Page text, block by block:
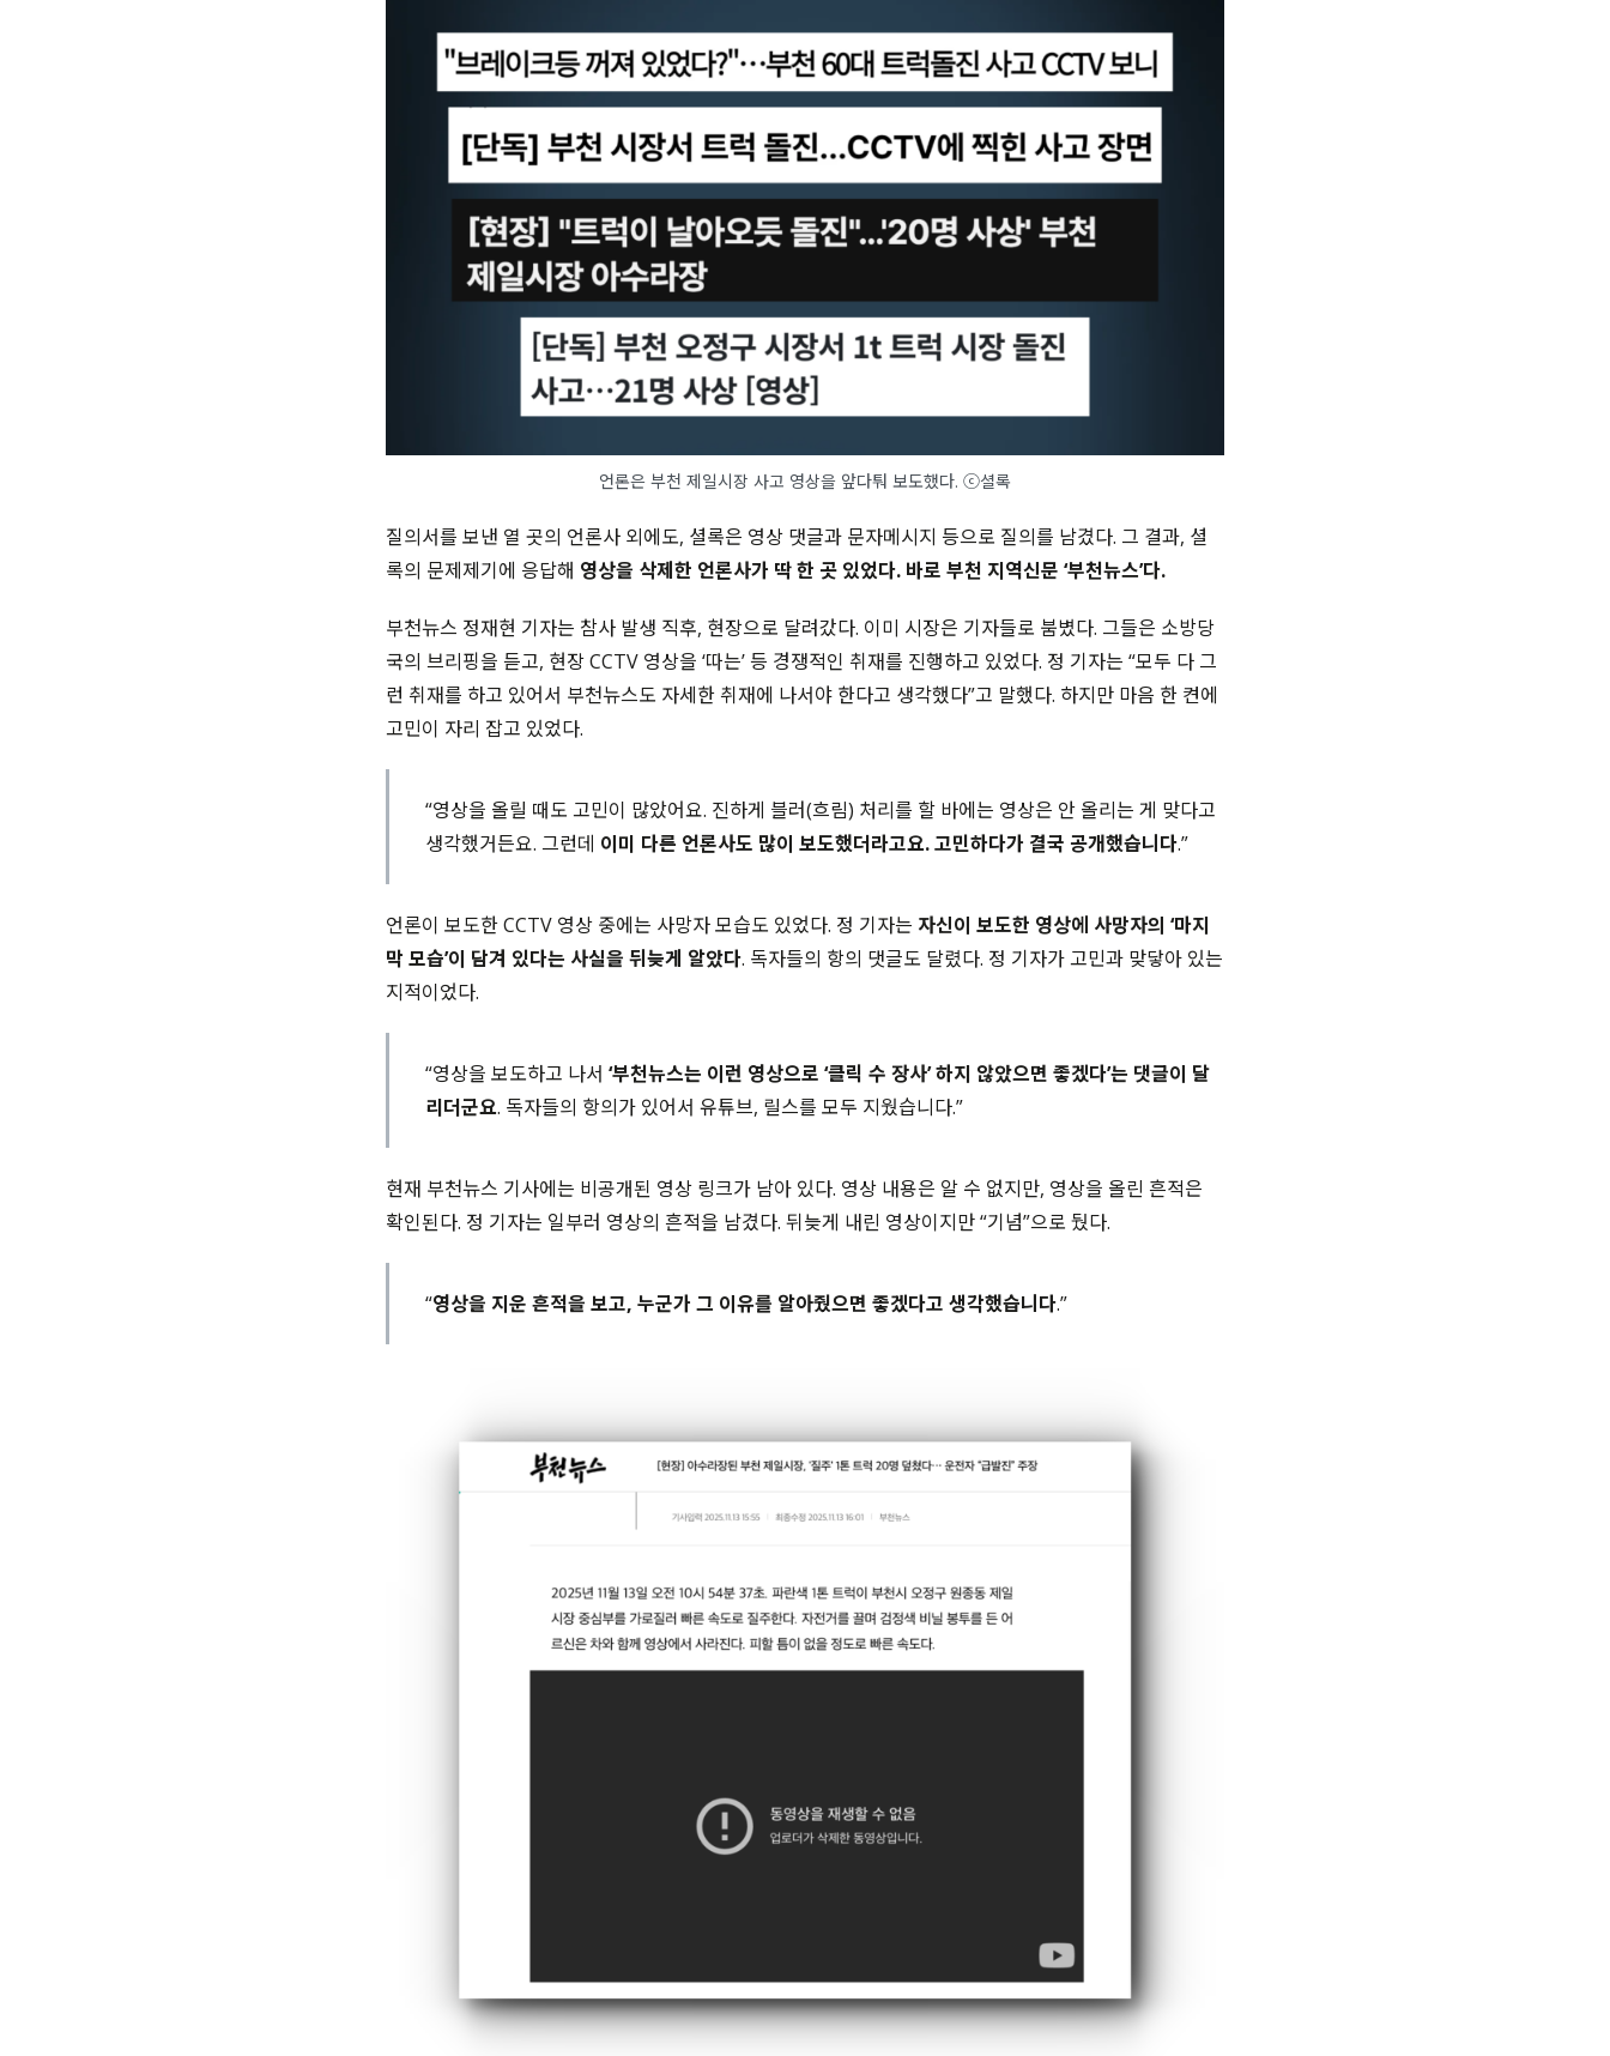
언론은 부천 제일시장 사고 영상을 앞다퉈 보도했다. ⓒ셜록
질의서를 보낸 열 곳의 언론사 외에도, 셜록은 영상 댓글과 문자메시지 등으로 질의를 남겼다. 그 결과, 셜
록의 문제제기에 응답해 영상을 삭제한 언론사가 딱 한 곳 있었다. 바로 부천 지역신문 ‘부천뉴스’다.
부천뉴스 정재현 기자는 참사 발생 직후, 현장으로 달려갔다. 이미 시장은 기자들로 붐볐다. 그들은 소방당
국의 브리핑을 듣고, 현장 CCTV 영상을 ‘따는’ 등 경쟁적인 취재를 진행하고 있었다. 정 기자는 “모두 다 그
런 취재를 하고 있어서 부천뉴스도 자세한 취재에 나서야 한다고 생각했다”고 말했다. 하지만 마음 한 켠에
고민이 자리 잡고 있었다.
“영상을 올릴 때도 고민이 많았어요. 진하게 블러(흐림) 처리를 할 바에는 영상은 안 올리는 게 맞다고
생각했거든요. 그런데 이미 다른 언론사도 많이 보도했더라고요. 고민하다가 결국 공개했습니다.”
언론이 보도한 CCTV 영상 중에는 사망자 모습도 있었다. 정 기자는 자신이 보도한 영상에 사망자의 ‘마지
막 모습’이 담겨 있다는 사실을 뒤늦게 알았다. 독자들의 항의 댓글도 달렸다. 정 기자가 고민과 맞닿아 있는
지적이었다.
“영상을 보도하고 나서 ‘부천뉴스는 이런 영상으로 ‘클릭 수 장사’ 하지 않았으면 좋겠다’는 댓글이 달
리더군요. 독자들의 항의가 있어서 유튜브, 릴스를 모두 지웠습니다.”
현재 부천뉴스 기사에는 비공개된 영상 링크가 남아 있다. 영상 내용은 알 수 없지만, 영상을 올린 흔적은
확인된다. 정 기자는 일부러 영상의 흔적을 남겼다. 뒤늦게 내린 영상이지만 “기념”으로 뒀다.
“영상을 지운 흔적을 보고, 누군가 그 이유를 알아줬으면 좋겠다고 생각했습니다.”